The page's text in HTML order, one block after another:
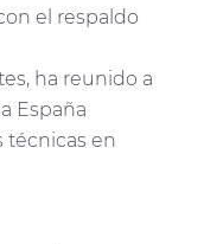
el respaldo
ha reunido a
España
técnicas en